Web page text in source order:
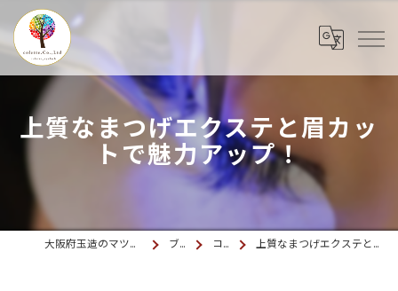
上質なまつげエクステと眉カッ
トで魅力アップ！
大阪府玉造のマツエクならcolette. 玉造 ブログ コラム 上質なまつげエクステと眉カットで魅力アップ！